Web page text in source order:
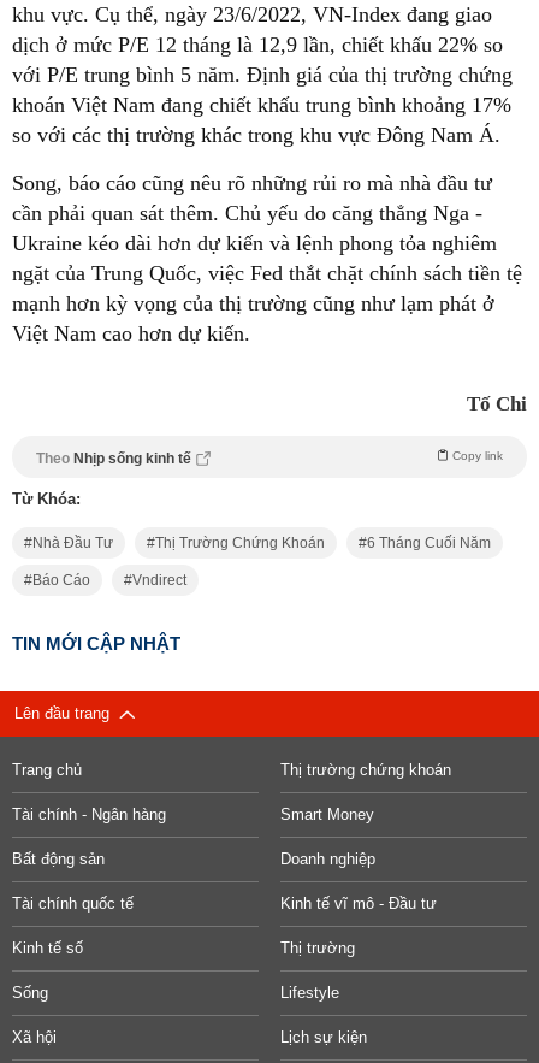
khu vực. Cụ thể, ngày 23/6/2022, VN-Index đang giao
dịch ở mức P/E 12 tháng là 12,9 lần, chiết khấu 22% so
với P/E trung bình 5 năm. Định giá của thị trường chứng
khoán Việt Nam đang chiết khấu trung bình khoảng 17%
so với các thị trường khác trong khu vực Đông Nam Á.
Song, báo cáo cũng nêu rõ những rủi ro mà nhà đầu tư
cần phải quan sát thêm. Chủ yếu do căng thẳng Nga -
Ukraine kéo dài hơn dự kiến và lệnh phong tỏa nghiêm
ngặt của Trung Quốc, việc Fed thắt chặt chính sách tiền tệ
mạnh hơn kỳ vọng của thị trường cũng như lạm phát ở
Việt Nam cao hơn dự kiến.
Tố Chi
Theo Nhịp sống kinh tế Copy link
Từ Khóa:
Nhà Đầu Tư Thị Trường Chứng Khoán 6 Tháng Cuối Năm
Báo Cáo Vndirect
TIN MỚI CẬP NHẬT
Lên đầu trang
Trang chủ Thị trường chứng khoán
Tài chính - Ngân hàng Smart Money
Bất động sản Doanh nghiệp
Tài chính quốc tế Kinh tế vĩ mô - Đầu tư
Kinh tế số Thị trường
Sống Lifestyle
Xã hội Lịch sự kiện